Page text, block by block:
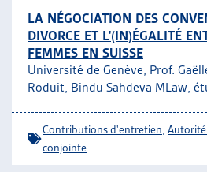
GUIDE SOCIAL ROMAND
AUTRES
ARTIAS
L’ASSOCIATION
PROJETS ET ACTIVITÉS
JOURNÉES D’AUTOMNE
LA NÉGOCIATION DES
DIVORCE ET L'(IN)ÉGALITÉ
FEMMES EN SUISSE
Université de Genève, Prof.
Roduit, Bindu Sahdeva MLaw,
Contributions d'entretien
conjointe